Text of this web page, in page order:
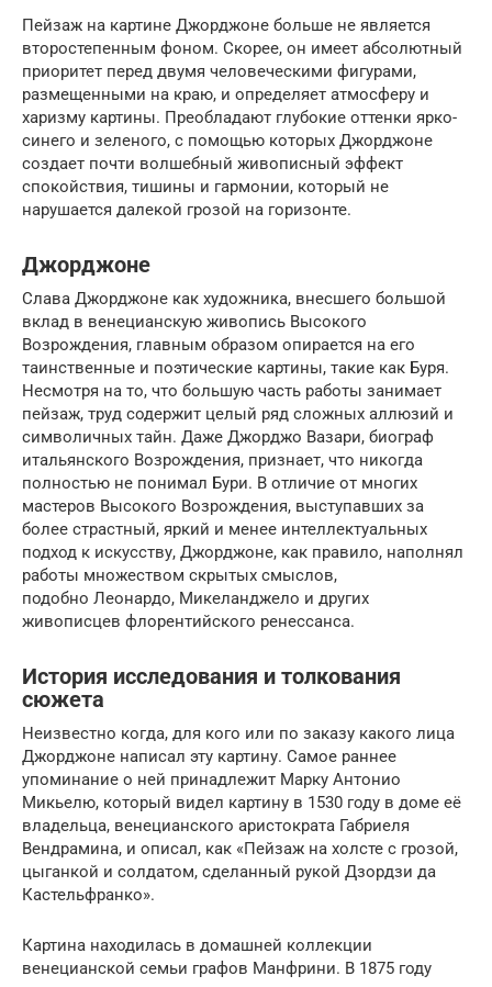
Пейзаж на картине Джорджоне больше не является
второстепенным фоном. Скорее, он имеет абсолютный
приоритет перед двумя человеческими фигурами,
размещенными на краю, и определяет атмосферу и
харизму картины. Преобладают глубокие оттенки ярко-
синего и зеленого, с помощью которых Джорджоне
создает почти волшебный живописный эффект
спокойствия, тишины и гармонии, который не
нарушается далекой грозой на горизонте.
Джорджоне
Слава Джорджоне как художника, внесшего большой
вклад в венецианскую живопись Высокого
Возрождения, главным образом опирается на его
таинственные и поэтические картины, такие как Буря.
Несмотря на то, что большую часть работы занимает
пейзаж, труд содержит целый ряд сложных аллюзий и
символичных тайн. Даже Джорджо Вазари, биограф
итальянского Возрождения, признает, что никогда
полностью не понимал Бури. В отличие от многих
мастеров Высокого Возрождения, выступавших за
более страстный, яркий и менее интеллектуальных
подход к искусству, Джорджоне, как правило, наполнял
работы множеством скрытых смыслов,
подобно Леонардо, Микеланджело и других
живописцев флорентийского ренессанса.
История исследования и толкования
сюжета
Неизвестно когда, для кого или по заказу какого лица
Джорджоне написал эту картину. Самое раннее
упоминание о ней принадлежит Марку Антонио
Микьелю, который видел картину в 1530 году в доме её
владельца, венецианского аристократа Габриеля
Вендрамина, и описал, как «Пейзаж на холсте с грозой,
цыганкой и солдатом, сделанный рукой Дзордзи да
Кастельфранко».
Картина находилась в домашней коллекции
венецианской семьи графов Манфрини. В 1875 году